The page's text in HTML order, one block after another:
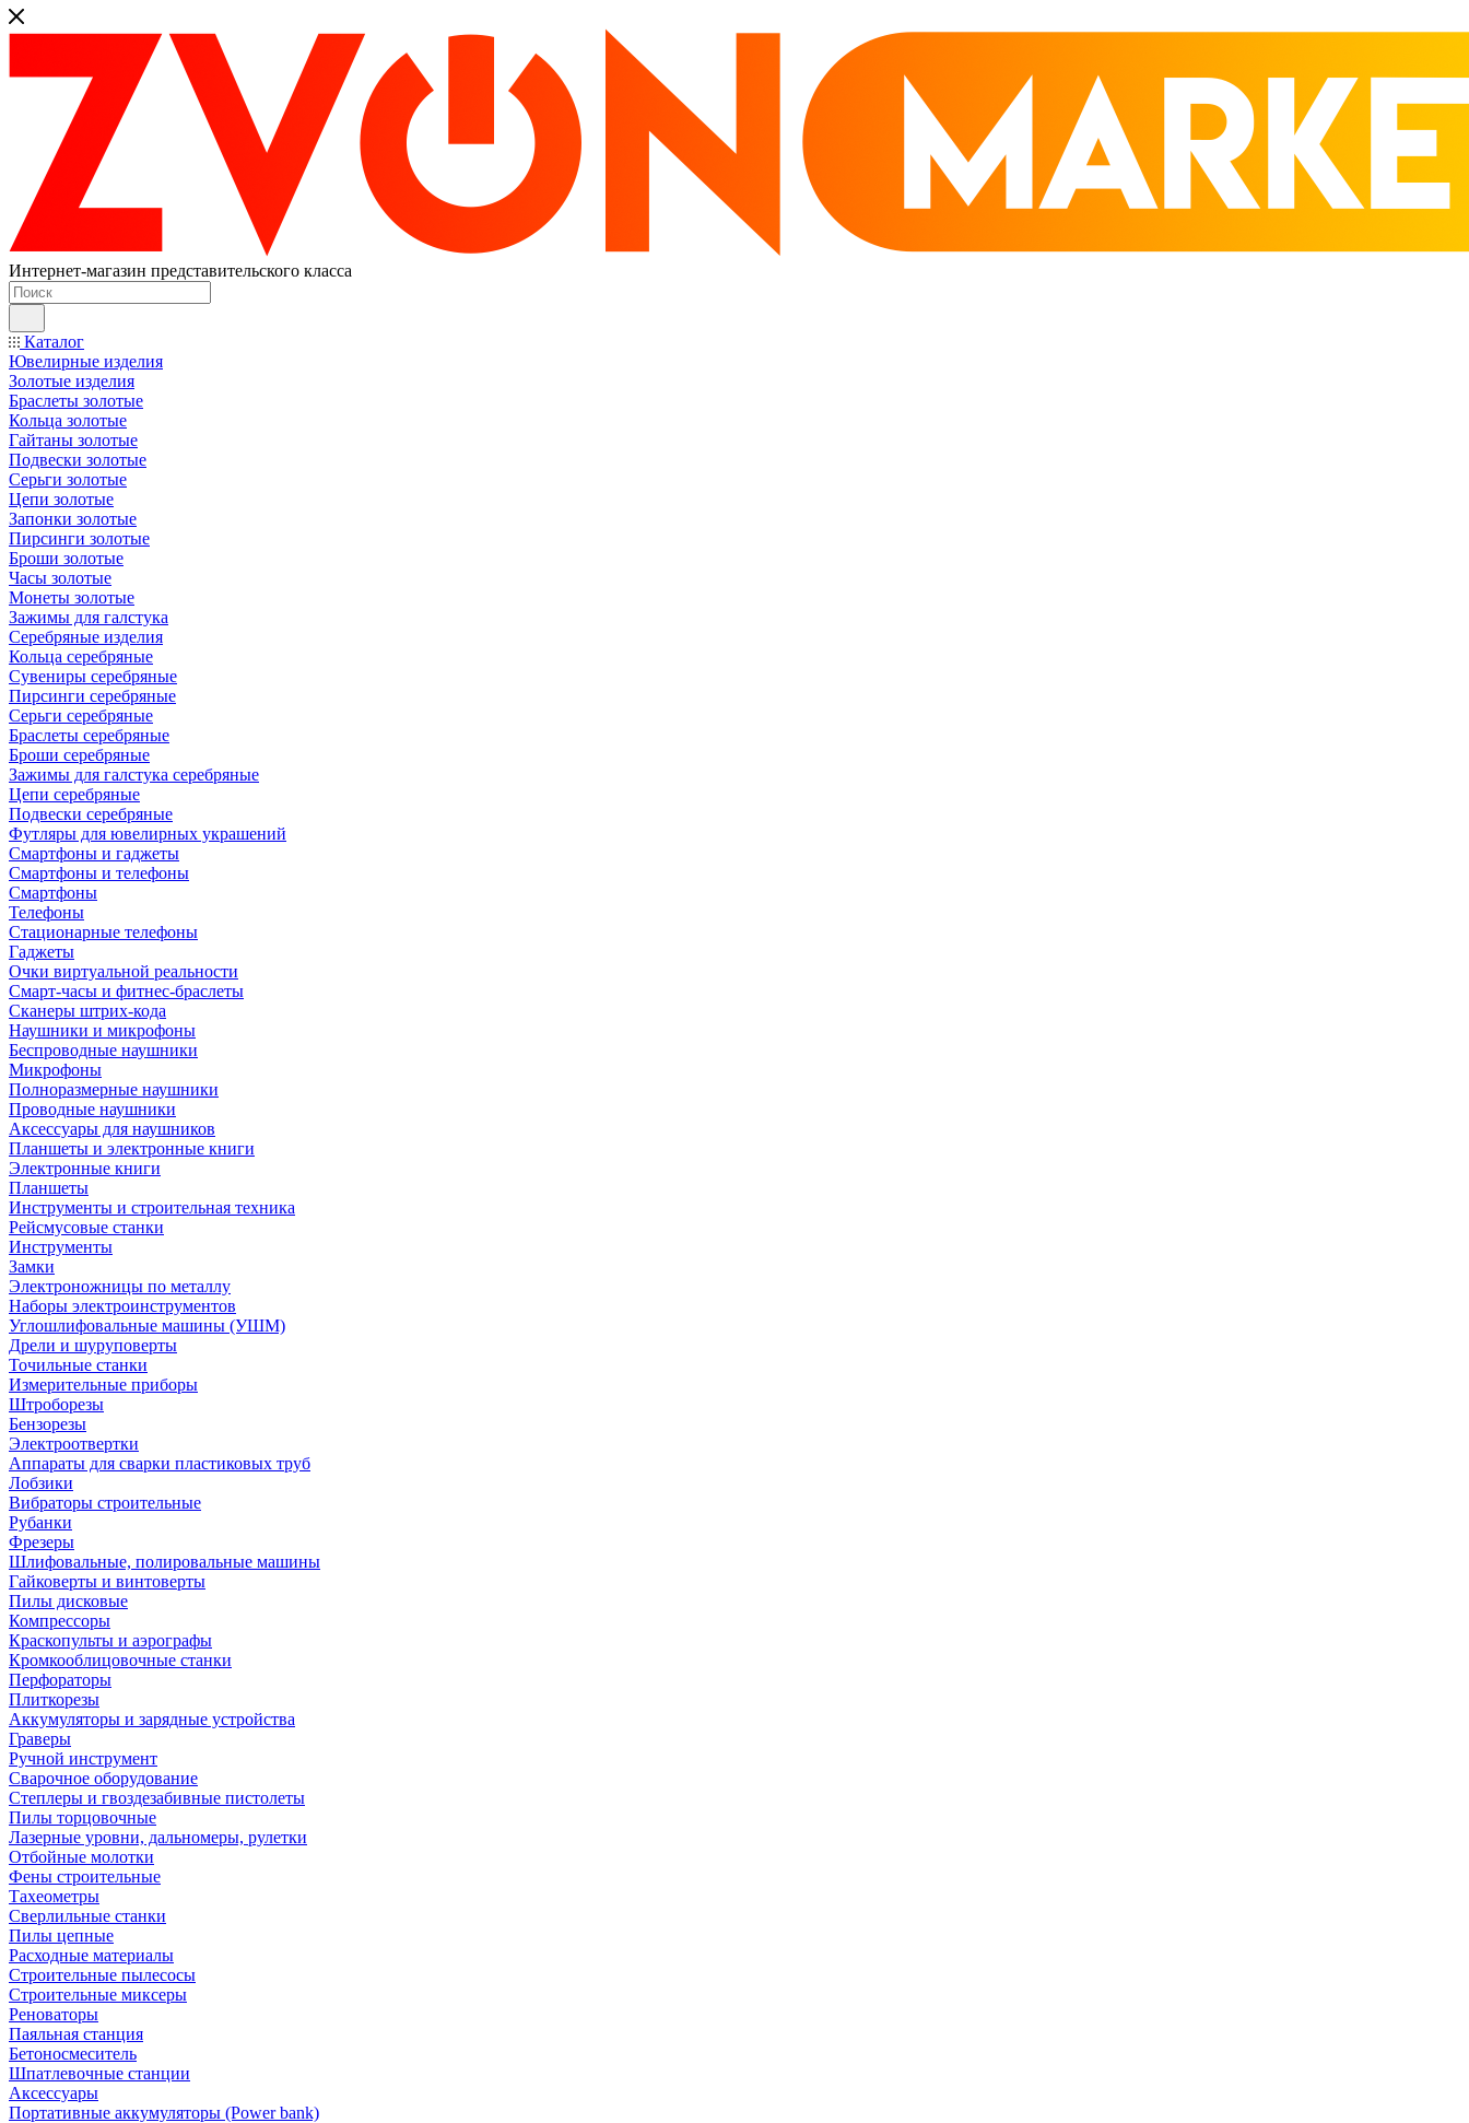
Интернет-магазин представительского класса
Каталог
Ювелирные изделия
Золотые изделия
Браслеты золотые
Кольца золотые
Гайтаны золотые
Подвески золотые
Серьги золотые
Цепи золотые
Запонки золотые
Пирсинги золотые
Броши золотые
Часы золотые
Монеты золотые
Зажимы для галстука
Серебряные изделия
Кольца серебряные
Сувениры серебряные
Пирсинги серебряные
Серьги серебряные
Браслеты серебряные
Броши серебряные
Зажимы для галстука серебряные
Цепи серебряные
Подвески серебряные
Футляры для ювелирных украшений
Смартфоны и гаджеты
Смартфоны и телефоны
Смартфоны
Телефоны
Стационарные телефоны
Гаджеты
Очки виртуальной реальности
Смарт-часы и фитнес-браслеты
Сканеры штрих-кода
Наушники и микрофоны
Беспроводные наушники
Микрофоны
Полноразмерные наушники
Проводные наушники
Аксессуары для наушников
Планшеты и электронные книги
Электронные книги
Планшеты
Инструменты и строительная техника
Рейсмусовые станки
Инструменты
Замки
Электроножницы по металлу
Наборы электроинструментов
Углошлифовальные машины (УШМ)
Дрели и шуруповерты
Точильные станки
Измерительные приборы
Штроборезы
Бензорезы
Электроотвертки
Аппараты для сварки пластиковых труб
Лобзики
Вибраторы строительные
Рубанки
Фрезеры
Шлифовальные, полировальные машины
Гайковерты и винтоверты
Пилы дисковые
Компрессоры
Краскопульты и аэрографы
Кромкооблицовочные станки
Перфораторы
Плиткорезы
Аккумуляторы и зарядные устройства
Граверы
Ручной инструмент
Сварочное оборудование
Степлеры и гвоздезабивные пистолеты
Пилы торцовочные
Лазерные уровни, дальномеры, рулетки
Отбойные молотки
Фены строительные
Тахеометры
Сверлильные станки
Пилы цепные
Расходные материалы
Строительные пылесосы
Строительные миксеры
Реноваторы
Паяльная станция
Бетоносмеситель
Шпатлевочные станции
Аксессуары
Портативные аккумуляторы (Power bank)